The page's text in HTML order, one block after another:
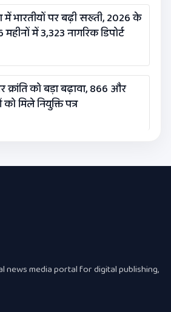
में भारतीयों पर बढ़ी सख्ती, 2026 के
में 3,323 नागरिक डिपोर्ट
क्रांति को बड़ा बढ़ावा, 866 और
मिले नियुक्ति पत्र
news media portal for digital publishing,